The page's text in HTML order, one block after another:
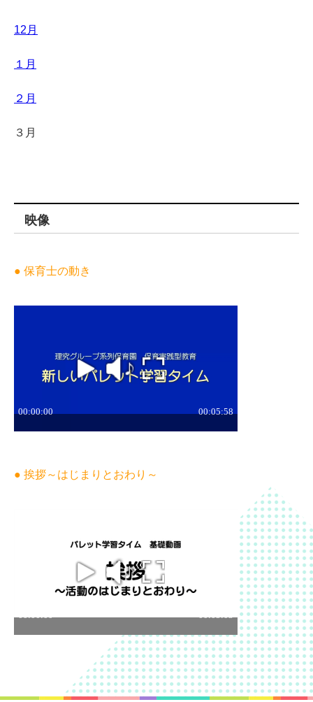
12月
１月
２月
３月
映像
● 保育士の動き
● 挨拶～はじまりとおわり～